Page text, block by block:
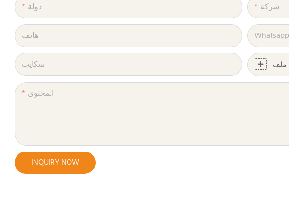
دولة شركة
هاتف Whatsapp
سكايب ملف
المحتوى
INQUIRY NOW